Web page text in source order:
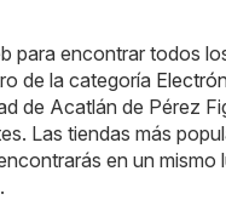
para encontrar todos
de la categoría
de Acatlán de Pérez
Las tiendas más
en un